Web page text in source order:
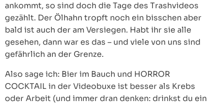
ankommt, so sind doch die Tage des Trashvideos
gezählt. Der Ölhahn tropft noch ein bisschen aber
bald ist auch der am Versiegen. Habt ihr sie alle
gesehen, dann war es das – und viele von uns sind
gefährlich an der Grenze.
Also sage ich: Bier im Bauch und HORROR
COCKTAIL in der Videobuxe ist besser als Krebs
oder Arbeit (und immer dran denken: drinkst du ein